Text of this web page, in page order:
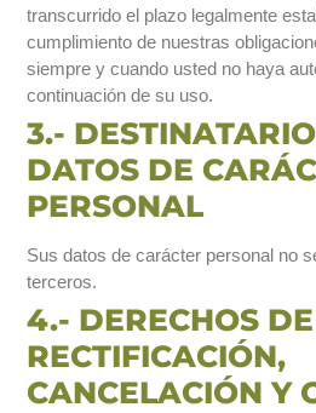
transcurrido el plazo legalmente
cumplimiento de nuestras
siempre y cuando usted no haya
continuación de su uso.
3.-
DATOS DE
PERSONAL
Sus datos de carácter personal no
terceros.
4.- DERECHOS
RECTIFICACIÓN,
CANCELACIÓN Y